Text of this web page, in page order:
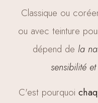
Classique ou
ou avec teinture
dépend de la
sensibilité
C'est pourquoi